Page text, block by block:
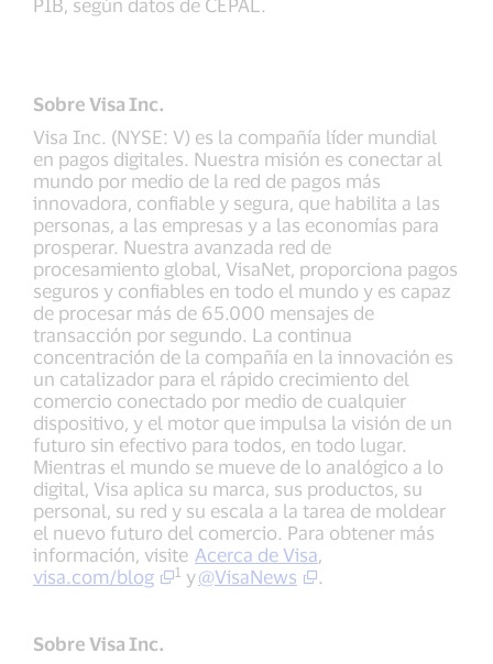
PIB, según datos de CEPAL.
Sobre Visa Inc.
Visa Inc. (NYSE: V) es la compañía líder mundial
en pagos digitales. Nuestra misión es conectar al
mundo por medio de la red de pagos más
innovadora, confiable y segura, que habilita a las
personas, a las empresas y a las economías para
prosperar. Nuestra avanzada red de
procesamiento global, VisaNet, proporciona pagos
seguros y confiables en todo el mundo y es capaz
de procesar más de 65.000 mensajes de
transacción por segundo. La continua
concentración de la compañía en la innovación es
un catalizador para el rápido crecimiento del
comercio conectado por medio de cualquier
dispositivo, y el motor que impulsa la visión de un
futuro sin efectivo para todos, en todo lugar.
Mientras el mundo se mueve de lo analógico a lo
digital, Visa aplica su marca, sus productos, su
personal, su red y su escala a la tarea de moldear
el nuevo futuro del comercio. Para obtener más
información, visite Acerca de Visa,
visa.com/blog
1 y@VisaNews .
Sobre Visa Inc.